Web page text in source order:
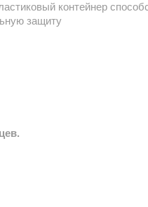
контейнер
защиту